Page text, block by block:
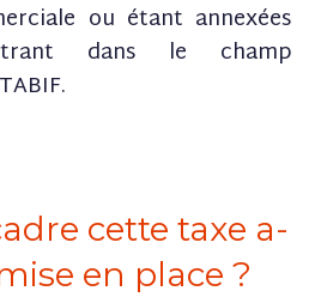
ou étant annexées
dans le champ
cette taxe a-
en place ?